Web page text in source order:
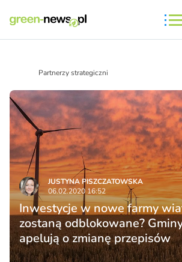
Partnerzy strategiczni
JUSTYNA PISZCZATOWSKA
06.02.2020 16:52
Inwestycje w nowe farmy
zostaną odblokowane?
apelują o zmianę przepisów